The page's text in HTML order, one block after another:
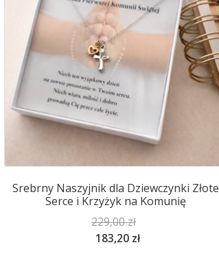
Srebrny Naszyjnik dla Dziewczynki Złote
Serce i Krzyżyk na Komunię
229,00zł
183,20 zł